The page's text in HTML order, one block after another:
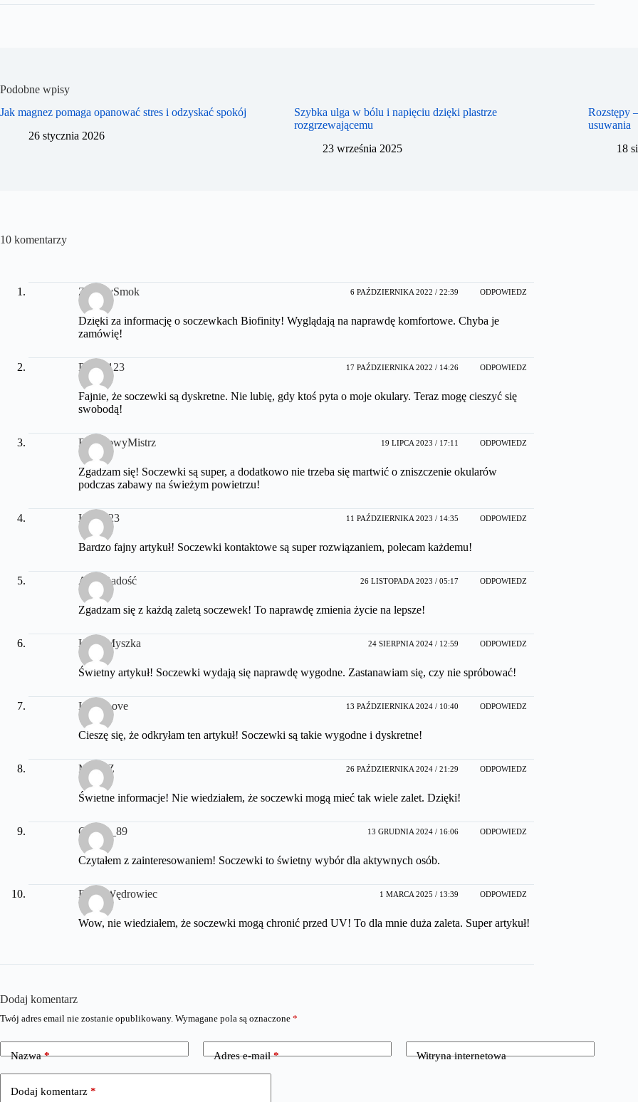
Podobne wpisy
Jak magnez pomaga opanować stres i odzyskać spokój
26 stycznia 2026
Szybka ulga w bólu i napięciu dzięki plastrze
rozgrzewającemu
23 września 2025
Rozstępy
usuwania
18
10 komentarzy
ZielonySmok 6 PAŹDZIERNIKA 2022 / 22:39 ODPOWIEDZ
Dzięki za informację o soczewkach Biofinity! Wyglądają na naprawdę komfortowe. Chyba je
zamówię!
Piesek123 17 PAŹDZIERNIKA 2022 / 14:26 ODPOWIEDZ
Fajnie, że soczewki są dyskretne. Nie lubię, gdy ktoś pyta o moje okulary. Teraz mogę cieszyć się
swobodą!
BananowyMistrz 19 LIPCA 2023 / 17:11 ODPOWIEDZ
Zgadzam się! Soczewki są super, a dodatkowo nie trzeba się martwić o zniszczenie okularów
podczas zabawy na świeżym powietrzu!
Kicia123 11 PAŹDZIERNIKA 2023 / 14:35 ODPOWIEDZ
Bardzo fajny artykuł! Soczewki kontaktowe są super rozwiązaniem, polecam każdemu!
AnkaRadość 26 LISTOPADA 2023 / 05:17 ODPOWIEDZ
Zgadzam się z każdą zaletą soczewek! To naprawdę zmienia życie na lepsze!
KociaMyszka 24 SIERPNIA 2024 / 12:59 ODPOWIEDZ
Świetny artykuł! Soczewki wydają się naprawdę wygodne. Zastanawiam się, czy nie spróbować!
Lola_Love 13 PAŹDZIERNIKA 2024 / 10:40 ODPOWIEDZ
Cieszę się, że odkryłam ten artykuł! Soczewki są takie wygodne i dyskretne!
MarekZ 26 PAŹDZIERNIKA 2024 / 21:29 ODPOWIEDZ
Świetne informacje! Nie wiedziałem, że soczewki mogą mieć tak wiele zalet. Dzięki!
Czarek_89 13 GRUDNIA 2024 / 16:06 ODPOWIEDZ
Czytałem z zainteresowaniem! Soczewki to świetny wybór dla aktywnych osób.
FrodoWędrowiec 1 MARCA 2025 / 13:39 ODPOWIEDZ
Wow, nie wiedziałem, że soczewki mogą chronić przed UV! To dla mnie duża zaleta. Super artykuł!
Dodaj komentarz
Twój adres email nie zostanie opublikowany. Wymagane pola są oznaczone *
Nazwa* Adres e-mail* Witryna internetowa
Dodaj komentarz *